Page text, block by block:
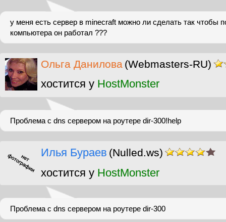
у меня есть сервер в minecraft можно ли сделать так чтобы
компьютера он работал ???
Ольга Данилова (Webmasters-RU)
хостится у HostMonster
Проблема с dns сервером на роутере dir-300!help
Илья Бураев (Nulled.ws)
хостится у HostMonster
Проблема с dns сервером на роутере dir-300